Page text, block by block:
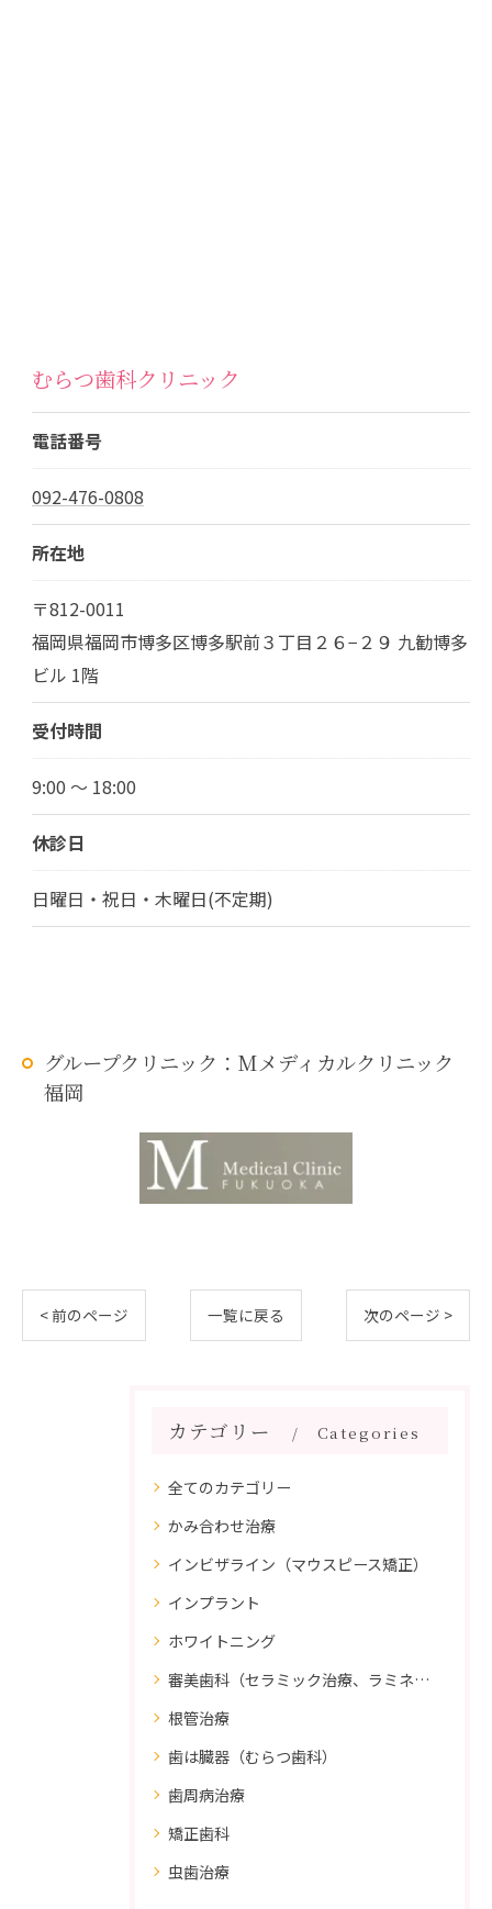
むらつ歯科クリニック
電話番号
092-476-0808
所在地
〒812-0011
福岡県福岡市博多区博多駅前３丁目２６−２９ 九勧博多
ビル 1階
受付時間
9:00 ～ 18:00
休診日
日曜日・祝日・木曜日(不定期)
グループクリニック：Mメディカルクリニック
福岡
< 前のページ 一覧に戻る 次のページ >
カテゴリー Categories
全てのカテゴリー
かみ合わせ治療
インビザライン（マウスピース矯正）
インプラント
ホワイトニング
審美歯科（セラミック治療、ラミネートべニア、ダイレクトボンディング）
根管治療
歯は臓器（むらつ歯科）
歯周病治療
矯正歯科
虫歯治療